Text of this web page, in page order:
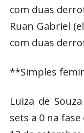
com duas
Ruan Gabriel
com duas
**Simples
Luiza de
sets a 0 na